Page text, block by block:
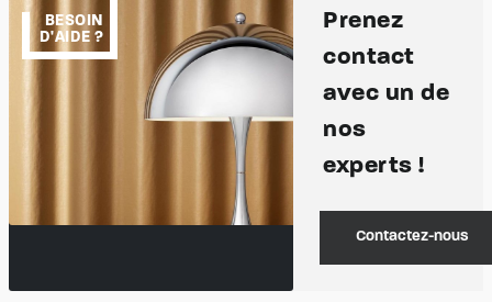
BESOIN
D'AIDE ?
Prenez
contact
avec un de
nos
experts !
Contactez-nous